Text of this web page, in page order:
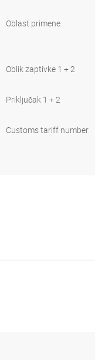
Oblast primene
Oblik zaptivke 1 + 2
Priključak 1 + 2
Customs tariff number